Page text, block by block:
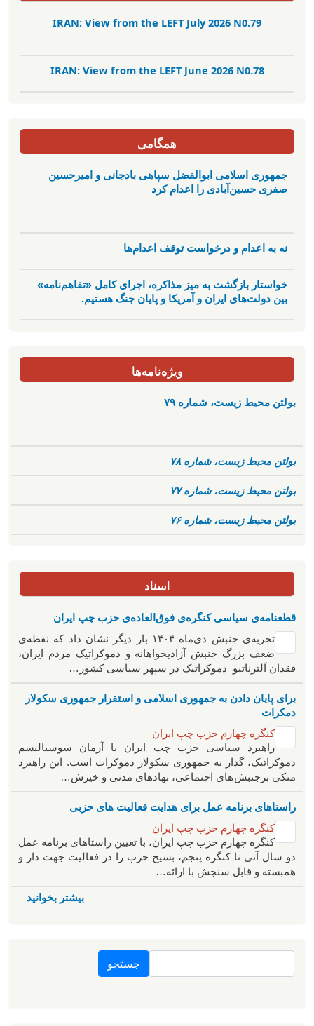
IRAN: View from the LEFT July 2026 N0.79
IRAN: View from the LEFT June 2026 N0.78
همگامی
جمهوری اسلامی ابوالفضل سپاهی بادجانی و امیرحسین
صفری حسین‌آبادی را اعدام کرد
نه به اعدام و درخواست توقف اعدام‌ها
خواستار بازگشت به میز مذاکره، اجرای کامل «تفاهم‌نامه»
بین دولت‌های ایران و آمریکا و پایان جنگ هستیم.
ویژه‌نامه‌ها
بولتن محیط زیست، شماره ۷۹
بولتن محیط زیست، شماره ۷۸
بولتن محیط زیست، شماره ۷۷
بولتن محیط زیست، شماره ۷۶
اسناد
قطعنامه‌ی سیاسی کنگره‌ی فوق‌العاده‌ی حزب چپ ایران
تجربه‌ی جنبش دی‌ماه ۱۴۰۴ بار دیگر نشان داد که نقطه‌ی
ضعف بزرگ جنبش آزادیخواهانه و دموکراتیک مردم ایران،
فقدان آلترناتیو دموکراتیک در سپهر سیاسی کشور…
برای پایان دادن به جمهوری اسلامی و استقرار جمهوری سکولار
دمکرات
کنگره چهارم حزب چپ ایران
راهبرد سياسی حزب چپ ایران با آرمان سوسیالیسم
دموکراتیک، گذار به جمهوری سکولار دموکرات است. این راهبرد
متکی برجنبش های اجتماعی، نهادهای مدنی و خیزش‌…
راستاهای برنامه عمل برای هدایت فعالیت های حزبی
کنگره چهارم حزب چپ ایران
کنگره چهارم حزب چپ ایران، با تعیین راستاهای برنامه عمل
دو سال آتی تا کنگره پنجم، بسیج حزب را در فعالیت جهت دار و
همبسته و قابل سنجش با ارائه…
بیشتر بخوانید
جستجو